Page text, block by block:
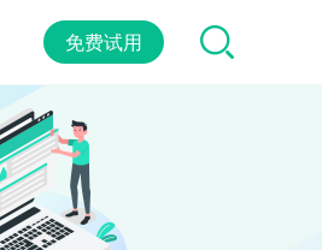
免费试用